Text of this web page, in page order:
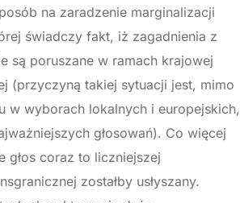
na zaradzenie marginalizacji
świadczy fakt, iż zagadnienia z
są poruszane w ramach krajowej
(przyczyną takiej sytuacji jest, mimo
w wyborach lokalnych i europejskich,
głosowań). Co więcej
głos coraz to liczniejszej
zostałby usłyszany.